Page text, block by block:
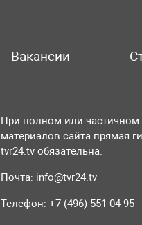
Вакансии
При полном или частичном
материалов сайта прямая
tvr24.tv обязательна.
Почта: info@tvr24.tv
Телефон: +7 (496) 551-04-95